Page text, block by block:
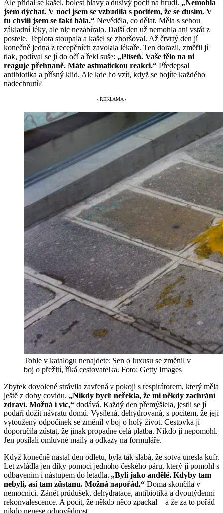
Ale přidal se kašel, bolest hlavy a dusivý pocit na hrudi. „Nemohla
jsem dýchat. V noci jsem se vzbudila s pocitem, že se dusím. V
tu chvíli jsem se fakt bála.“ Nevěděla, co dělat. Měla s sebou
základní léky, ale nic nezabíralo. Další den už nemohla ani vstát z
postele. Teplota stoupala a kašel se zhoršoval. Až čtvrtý den jí
konečně jedna z recepčních zavolala lékaře. Ten dorazil, změřil jí
tlak, podíval se jí do očí a řekl suše: „Plíseň. Vaše tělo na ni
reaguje přehnaně. Máte astmatickou reakci.“ Předepsal
antibiotika a přísný klid. Ale kde ho vzít, když se bojíte každého
nadechnutí?
Tohle v katalogu nenajdete: Sen o luxusu se změnil v
boj o přežití, říká cestovatelka. Foto: Getty Images
Zbytek dovolené strávila zavřená v pokoji s respirátorem, který měla
ještě z doby covidu. „Nikdy bych neřekla, že mi někdy zachrání
zdraví. Možná i víc,“ dodává. Každý den přemýšlela, jestli se jí
podaří dožít návratu domů. Vysílená, dehydrovaná, s pocitem, že její
vytoužený odpočinek se změnil v boj o holý život. Cestovka jí
doporučila zůstat, že jinak propadne celá platba. Nikdo jí nepomohl.
Jen posílali omluvné maily a odkazy na formuláře.
Když konečně nastal den odletu, byla tak slabá, že sotva unesla kufr.
Let zvládla jen díky pomoci jednoho českého páru, který jí pomohl s
odbavením i nástupem do letadla. „Byli jako andělé. Kdyby tam
nebyli, asi tam zůstanu. Možná napořád.“ Doma skončila v
nemocnici. Zánět průdušek, dehydratace, antibiotika a dvoutýdenní
rekonvalescence. A pocit, že někdo něco zpackal – a že za to pořád
nikdo nenese odpovědnost.